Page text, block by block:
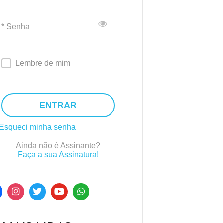
* Senha
Lembre de mim
ENTRAR
Esqueci minha senha
Ainda não é Assinante?
Faça a sua Assinatura!